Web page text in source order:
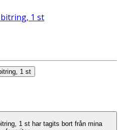
1 st
1 st
1 st har tagits bort från mina